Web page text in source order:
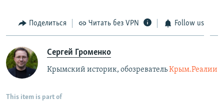
Поделиться Читать без VPN Follow us
Сергей Громенко
Крымский историк, обозревательКрым.Реалии
This item is part of